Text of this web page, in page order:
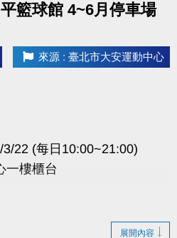
籃球館 4~6月停車場
來源 : 臺北市大安運動中心
22 (每日10:00~21:00)
一樓櫃台
展開內容